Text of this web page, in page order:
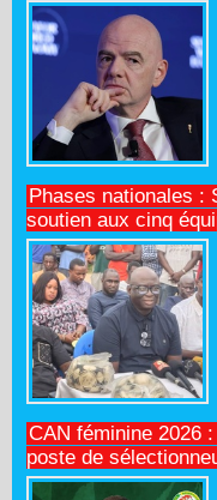
Phases nationales :
soutien aux cinq
CAN féminine 2026
poste de